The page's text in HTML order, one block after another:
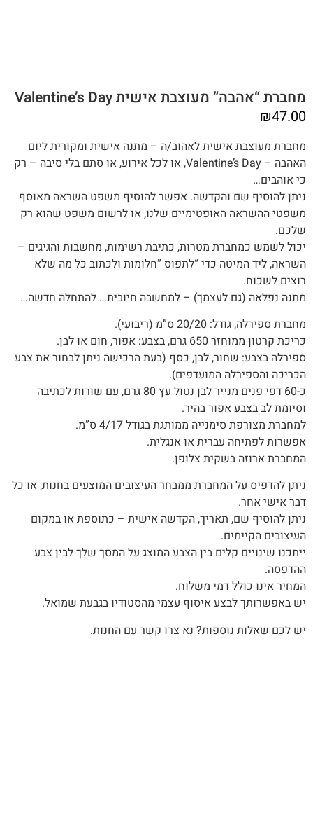
מחברת “אהבה” מעוצבת אישית Valentine’s Day
₪47.00
מחברת מעוצבת אישית לאהוב/ה – מתנה אישית ומקורית ליום
האהבה – Valentine’s Day, או לכל אירוע, או סתם בלי סיבה – רק
כי אוהבים…
‬שלכם‭.‬
יכול‭ ‬לשמש‭ ‬כמחברת מטרות,‭ ‬כתיבת רשימות, ‬מחשבות‭ ‬והגיגים –
‬רוצים‭ ‬לשכוח.
מתנה‭ ‬נפלאה (‬גם‭ ‬לעצמך) – למחשבה‭ ‬חיובית… ‬להתחלה‭ ‬חדשה‭…‬
מחברת ספירלה, גודל: 20/20 ס”מ (ריבועי).
כריכת קרטון ממוחזר 650 גרם, בצבע: אפור, חום או לבן.
ספירלה בצבע: שחור, לבן, כסף (בעת הרכישה ניתן לבחור את צבע
הכריכה והספירלה המועדפים)‭.‬
כ-60 דפי פנים מנייר לבן נטול עץ 80 גרם, עם שורות לכתיבה
וסיומת לב בצבע אפור בהיר.
למחברת מצורפת סימנייה ממותגת בגודל 4/17 ס”מ.
אפשרות‭ ‬לפתיחה‭ ‬עברית‭ ‬או‭ ‬אנגלית‭.‬
המחברת‭ ‬ארוזה‭ ‬בשקית צלופן.
‬דבר‭ ‬אישי‭ ‬אחר‭.‬
ניתן‭ ‬להוסיף‭ ‬שם‭,‬ תאריך, ‬הקדשה‭ ‬אישית – כתוספת או במקום
העיצובים הקיימים.
‬ההדפסה‭.‬
המחיר‭ ‬אינו‭ ‬כולל‭ ‬דמי‭ ‬משלוח‭.‬
יש‭ ‬באפשרותך‭ ‬לבצע‭ ‬איסוף‭ ‬עצמי‭ ‬מהסטודיו‭ ‬בגבעת‭ ‬שמואל‭.‬
יש לכם שאלות נוספות? נא צרו קשר עם החנות.